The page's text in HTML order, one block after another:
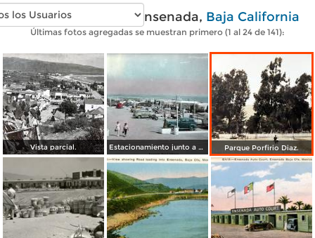
Fotos antiguas de Ensenada, Baja California
Últimas fotos agregadas se muestran primero (1 al 24 de 141):
Vista parcial. Estacionamiento junto a La playa. Parque Porfirio Diaz.